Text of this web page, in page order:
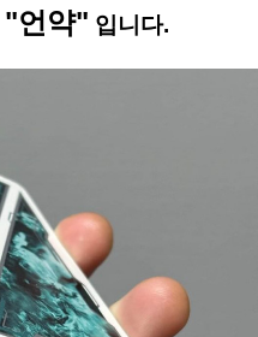
"언약" 입니다.